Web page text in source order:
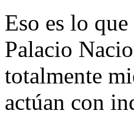
Eso es lo
Palacio
totalmente
actúan con